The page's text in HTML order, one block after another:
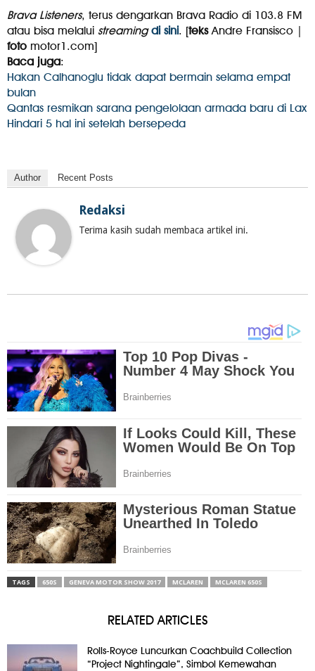
Brava Listeners, terus dengarkan Brava Radio di 103.8 FM
atau bisa melalui streaming di sini. [teksAndre Fransisco |
foto motor1.com]
Baca juga:
Hakan Calhanoglu tidak dapat bermain selama empat
bulan
Qantas resmikan sarana pengelolaan armada baru di Lax
Hindari 5 hal ini setelah bersepeda
Author Recent Posts
Redaksi
Terima kasih sudah membaca artikel ini.
TAGS 650S GENEVA MOTOR SHOW 2017 MCLAREN MCLAREN 650S
RELATED ARTICLES
Rolls-Royce Luncurkan Coachbuild Collection
“Project Nightingale”, Simbol Kemewahan